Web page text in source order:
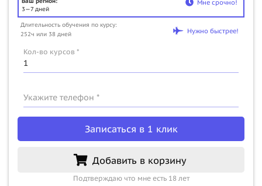
3—7 дней
Мне срочно!
Длительность обучения по курсу:
252ч или 38 дней
Нужно быстрее!
Кол-во курсов *
Укажите телефон *
Записаться в 1 клик
Добавить в корзину
Подтверждаю что мне есть 18 лет